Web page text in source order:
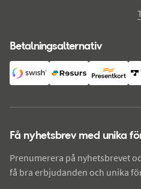
Betalningsalternativ
Få nyhetsbrev med unika
Prenumerera på nyhetsbrevet
få bra erbjudanden och unika